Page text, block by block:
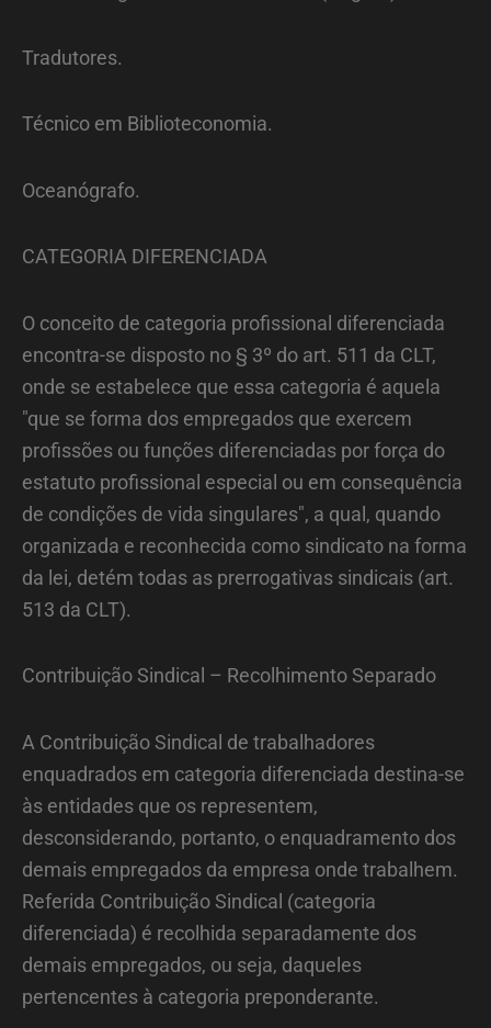
Tradutores.
Técnico em Biblioteconomia.
Oceanógrafo.
CATEGORIA DIFERENCIADA
O conceito de categoria profissional diferenciada
encontra-se disposto no § 3º do art. 511 da CLT,
onde se estabelece que essa categoria é aquela
"que se forma dos empregados que exercem
profissões ou funções diferenciadas por força do
estatuto profissional especial ou em consequência
de condições de vida singulares", a qual, quando
organizada e reconhecida como sindicato na forma
da lei, detém todas as prerrogativas sindicais (art.
513 da CLT).
Contribuição Sindical – Recolhimento Separado
A Contribuição Sindical de trabalhadores
enquadrados em categoria diferenciada destina-se
às entidades que os representem,
desconsiderando, portanto, o enquadramento dos
demais empregados da empresa onde trabalhem.
Referida Contribuição Sindical (categoria
diferenciada) é recolhida separadamente dos
demais empregados, ou seja, daqueles
pertencentes à categoria preponderante.